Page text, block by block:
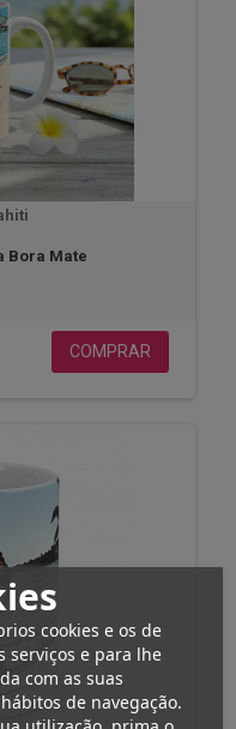
cookies e os de
serviços e para lhe
com as suas
de navegação.
Bora Mate
COMPRAR